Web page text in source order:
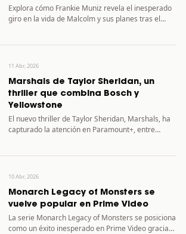
Explora cómo Frankie Muniz revela el inesperado
giro en la vida de Malcolm y sus planes tras el…
11 Abr, 2026
Marshals de Taylor Sheridan, un
thriller que combina Bosch y
Yellowstone
El nuevo thriller de Taylor Sheridan, Marshals, ha
capturado la atención en Paramount+, entre
10 Abr, 2026
Monarch Legacy of Monsters se
vuelve popular en Prime Video
La serie Monarch Legacy of Monsters se posiciona
como un éxito inesperado en Prime Video gracias